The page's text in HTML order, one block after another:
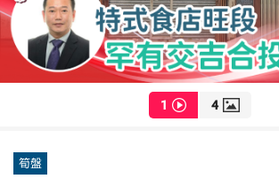
1 4
筍盤